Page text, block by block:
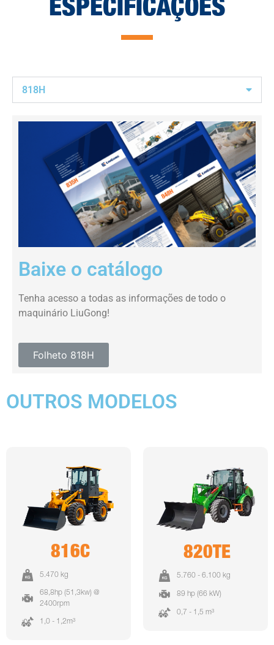
ESPECIFICAÇÕES
818H
Baixe o catálogo
Tenha acesso a todas as informações de todo o
maquinário LiuGong!
Folheto 818H
OUTROS MODELOS
816C
5.470 kg
68,8hp (51,3kw) @
2400rpm
1,0 - 1,2m³
820TE
5.760 - 6.100 kg
89 hp (66 kW)
0,7 - 1,5 m³